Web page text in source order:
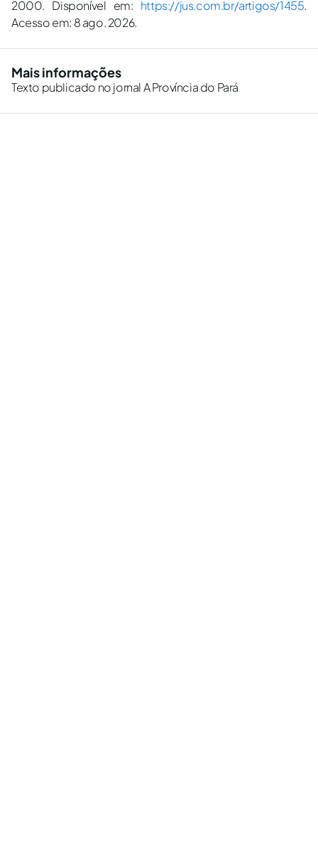
2000. Disponível em: https://jus.com.br/artigos/1455.
Acesso em: 8 ago. 2026.
Mais informações
Texto publicado no jornal A Província do Pará